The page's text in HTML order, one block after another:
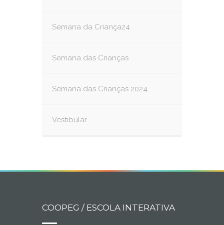
Semana da Criança24
Semana das Crianças
Semana das Crianças 2024
Vestibular
COOPEG / ESCOLA INTERATIVA